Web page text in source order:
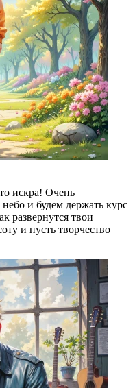
искра! Очень
и будем держать курс
развернутся твои
и пусть творчество